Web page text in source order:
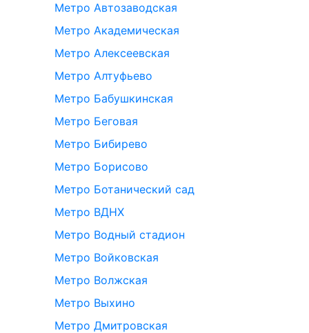
Метро Автозаводская
Метро Академическая
Метро Алексеевская
Метро Алтуфьево
Метро Бабушкинская
Метро Беговая
Метро Бибирево
Метро Борисово
Метро Ботанический сад
Метро ВДНХ
Метро Водный стадион
Метро Войковская
Метро Волжская
Метро Выхино
Метро Дмитровская